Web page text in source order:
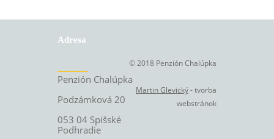
Adresa
Penzión Chalúpka
Podzámková 20
053 04 Spišské
Podhradie
© 2018 Penzión Chalúpka
Martin Glevický-tvorba
webstránok